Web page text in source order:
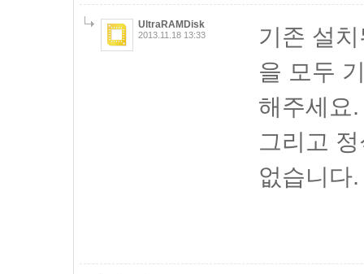
UltraRAMDisk
2013.11.18 13:33
기존 설
을 모두
해주세요.
그리고
없습니다.